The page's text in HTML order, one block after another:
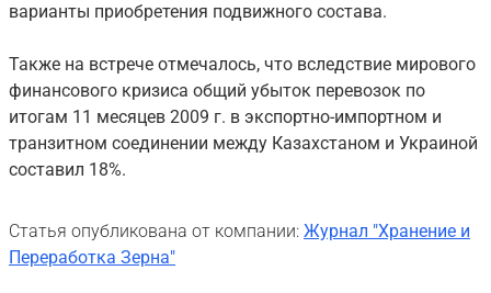
варианты приобретения подвижного состава.
Также на встрече отмечалось, что вследствие мирового
финансового кризиса общий убыток перевозок по
итогам 11 месяцев 2009 г. в экспортно-импортном и
транзитном соединении между Казахстаном и Украиной
составил 18%.
Статья опубликована от компании: Журнал "Хранение и
Переработка Зерна"